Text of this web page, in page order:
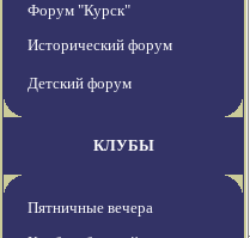
Форум "Курск"
Исторический форум
Детский форум
КЛУБЫ
Пятничные вечера